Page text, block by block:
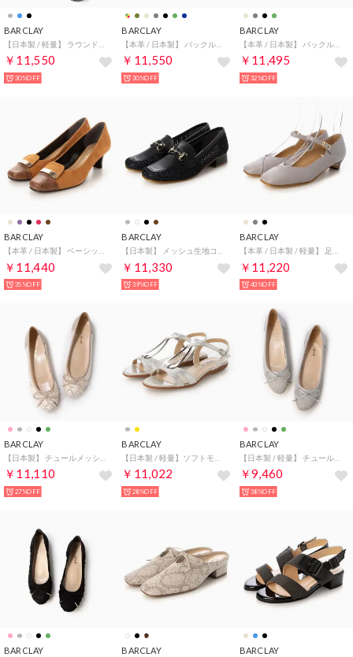
BARCLAY
￥11,550
30%OFF
BARCLAY
￥11,550
30%OFF
BARCLAY
【本革 / 日本製】 バックルモチーフ トップラインフラワーカット カッターパンプス （BLK）
￥11,495
32%OFF
BARCLAY
【本革 / 日本製】 ベーシック ミドルヒール デザインパンプス （CMS）
￥11,440
35%OFF
BARCLAY
【日本製】 メッシュ生地コンビ ビットモチーフ ローファーパンプス （BLKF）
￥11,330
39%OFF
BARCLAY
【本革 / 日本製 / 軽量】 足首ストラップスクエアトゥパンプス （LGY）
￥11,220
43%OFF
BARCLAY
￥11,110
27%OFF
BARCLAY
￥11,022
28%OFF
BARCLAY
【日本製 / 軽量】 チュールレースバレエシューズ （SLF）
￥9,460
38%OFF
BARCLAY BARCLAY BARCLAY